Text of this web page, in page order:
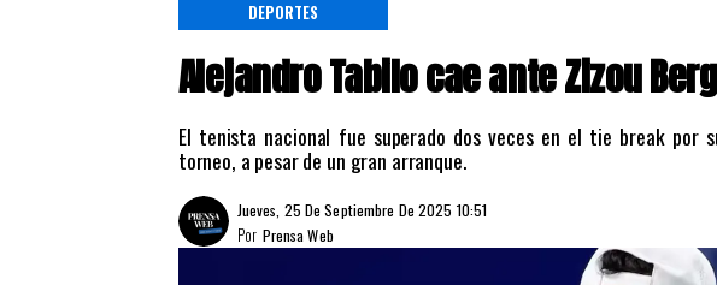
Alejandro Tabilo cae ante Zizou
El tenista nacional fue superado dos veces en el tie break por
torneo, a pesar de un gran arranque.
DEPORTES
Jueves, 25 De Septiembre De 2025 10:51
Prensa Web
Por